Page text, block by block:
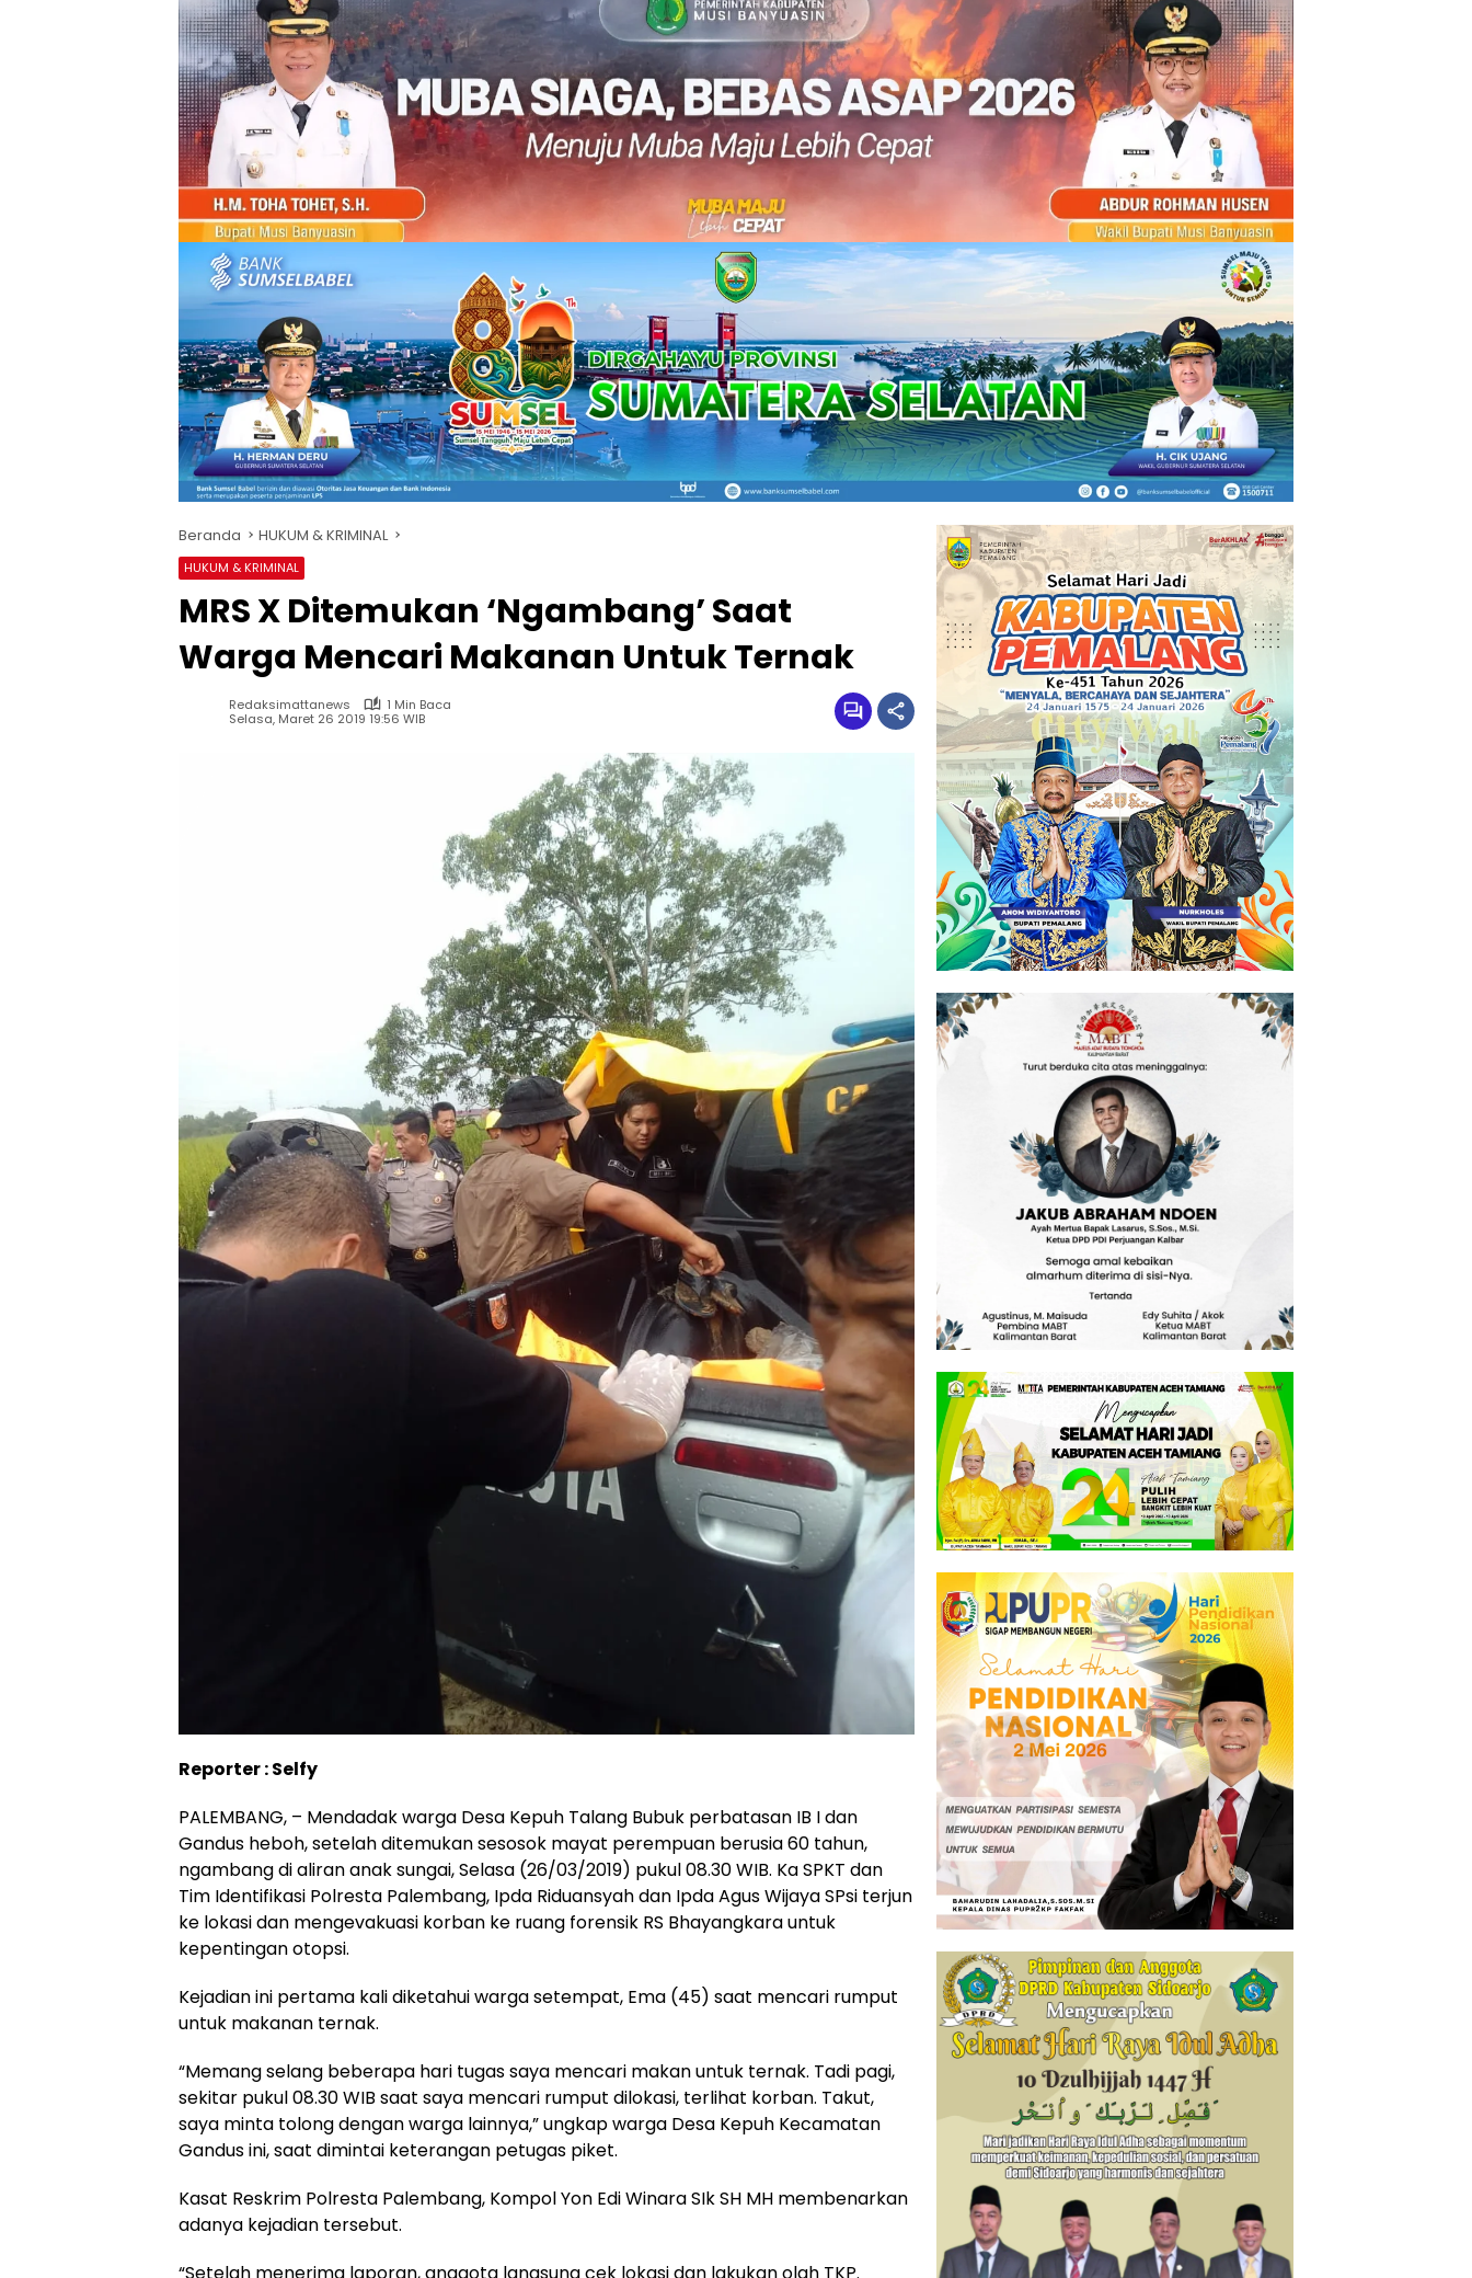
Beranda HUKUM & KRIMINAL
HUKUM & KRIMINAL
MRS X Ditemukan ‘Ngambang’ Saat
Warga Mencari Makanan Untuk Ternak
Redaksimattanews
1 Min Baca
Selasa, Maret 26 2019 19:56 WIB
Reporter : Selfy
PALEMBANG, – Mendadak warga Desa Kepuh Talang Bubuk perbatasan IB I dan
Gandus heboh, setelah ditemukan sesosok mayat perempuan berusia 60 tahun,
ngambang di aliran anak sungai, Selasa (26/03/2019) pukul 08.30 WIB. Ka SPKT dan
Tim Identifikasi Polresta Palembang, Ipda Riduansyah dan Ipda Agus Wijaya SPsi terjun
ke lokasi dan mengevakuasi korban ke ruang forensik RS Bhayangkara untuk
kepentingan otopsi.
Kejadian ini pertama kali diketahui warga setempat, Ema (45) saat mencari rumput
untuk makanan ternak.
“Memang selang beberapa hari tugas saya mencari makan untuk ternak. Tadi pagi,
sekitar pukul 08.30 WIB saat saya mencari rumput dilokasi, terlihat korban. Takut,
saya minta tolong dengan warga lainnya,” ungkap warga Desa Kepuh Kecamatan
Gandus ini, saat dimintai keterangan petugas piket.
Kasat Reskrim Polresta Palembang, Kompol Yon Edi Winara SIk SH MH membenarkan
adanya kejadian tersebut.
“Setelah menerima laporan, anggota langsung cek lokasi dan lakukan olah TKP.